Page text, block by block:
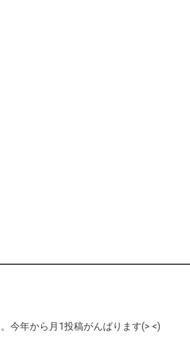
今年から月1投稿がんばります(> <)